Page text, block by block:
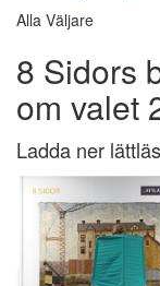
Alla Väljare
8 Sidors
om valet
Ladda ner